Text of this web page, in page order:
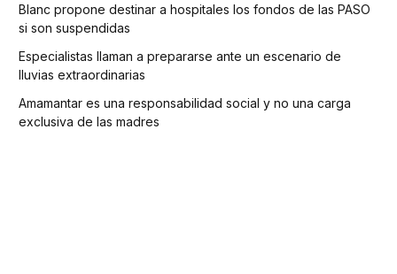
Blanc propone destinar a hospitales los fondos de las PASO
si son suspendidas
Especialistas llaman a prepararse ante un escenario de
lluvias extraordinarias
Amamantar es una responsabilidad social y no una carga
exclusiva de las madres